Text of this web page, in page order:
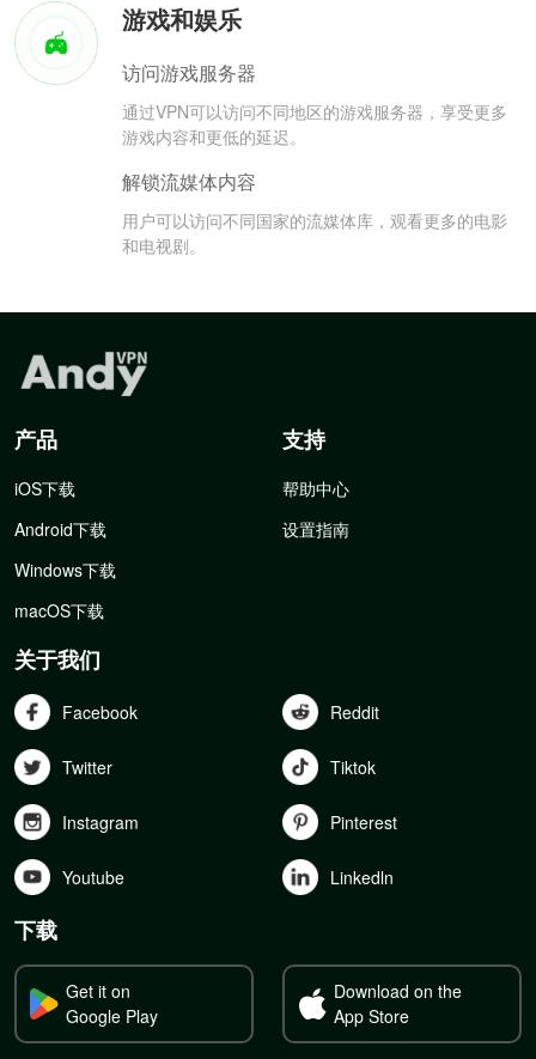
游戏和娱乐
访问游戏服务器
通过VPN可以访问不同地区的游戏服务器，享受更多
游戏内容和更低的延迟。
解锁流媒体内容
用户可以访问不同国家的流媒体库，观看更多的电影
和电视剧。
产品
iOS下载
Android下载
Windows下载
macOS下载
支持
帮助中心
设置指南
关于我们
Facebook Reddit
Twitter Tiktok
Instagram Pinterest
Youtube Linkedln
下载
Get it on
Google Play
Download on the
App Store